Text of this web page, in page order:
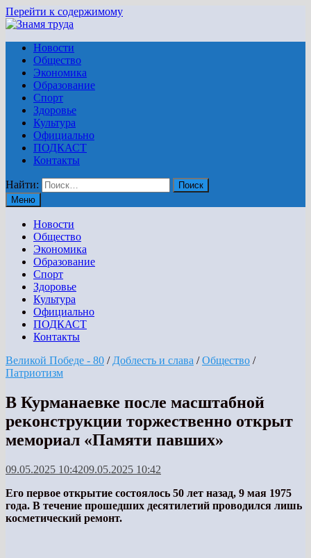
Перейти к содержимому
Новости
Общество
Экономика
Образование
Спорт
Здоровье
Культура
Официально
ПОДКАСТ
Контакты
Найти:
Меню
Новости
Общество
Экономика
Образование
Спорт
Здоровье
Культура
Официально
ПОДКАСТ
Контакты
Великой Победе - 80 / Доблесть и слава /Общество /
Патриотизм
В Курманаевке после масштабной
реконструкции торжественно открыт
мемориал «Памяти павших»
09.05.2025 10:4209.05.2025 10:42
Его первое открытие состоялось 50 лет назад, 9 мая 1975
года. В течение прошедших десятилетий проводился лишь
косметический ремонт.